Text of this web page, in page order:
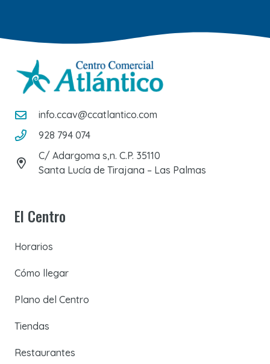
info.ccav@ccatlantico.com
928 794 074
C/ Adargoma s,n. C.P. 35110
Santa Lucía de Tirajana – Las Palmas
El Centro
Horarios
Cómo llegar
Plano del Centro
Tiendas
Restaurantes